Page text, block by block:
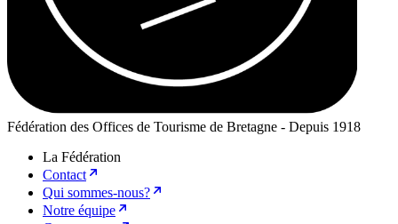
Fédération des Offices de Tourisme de Bretagne - Depuis 1918
La Fédération
Contact
Qui sommes-nous?
Notre équipe